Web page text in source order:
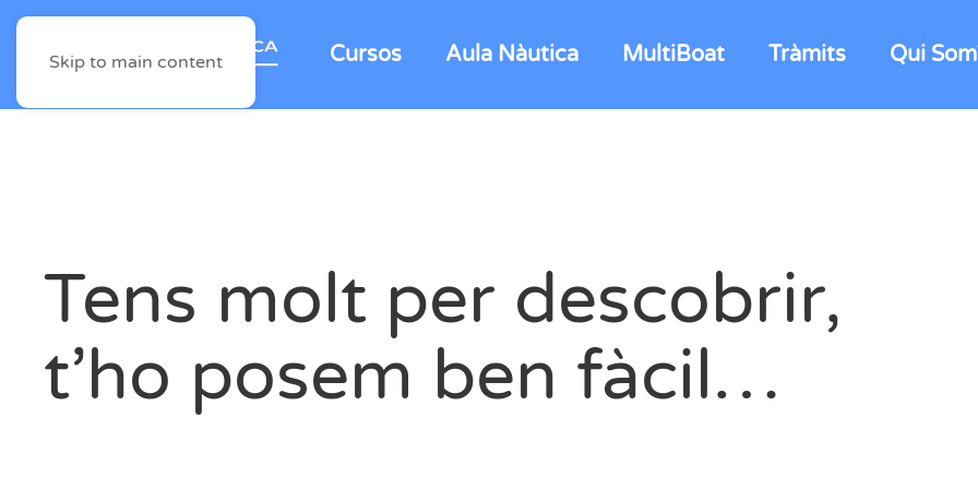
Skip to main content Cursos Aula Nàutica MultiBoat Tràmits Qui
Tens molt per descobrir,
t’ho posem ben fàcil…